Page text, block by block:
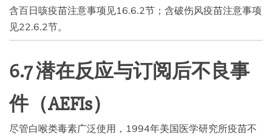
含百日咳疫苗注意事项见16.6.2节；含破伤风疫苗注意事项
见22.6.2节。
6.7 潜在反应与订阅后不良事
件（AEFIs）
尽管白喉类毒素广泛使用，1994年美国医学研究所疫苗不